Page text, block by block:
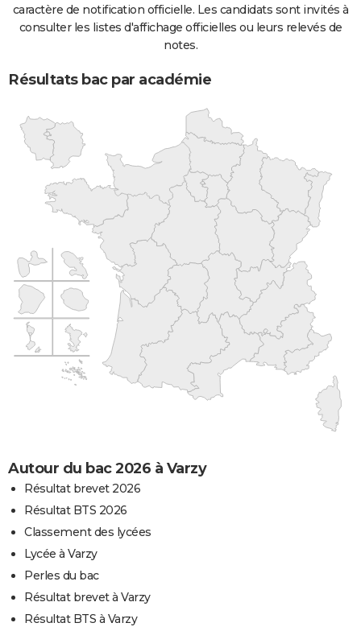
caractère de notification officielle. Les candidats sont invités à
consulter les listes d'affichage officielles ou leurs relevés de
notes.
Résultats bac par académie
Autour du bac 2026 à Varzy
Résultat brevet 2026
Résultat BTS 2026
Classement des lycées
Lycée à Varzy
Perles du bac
Résultat brevet à Varzy
Résultat BTS à Varzy